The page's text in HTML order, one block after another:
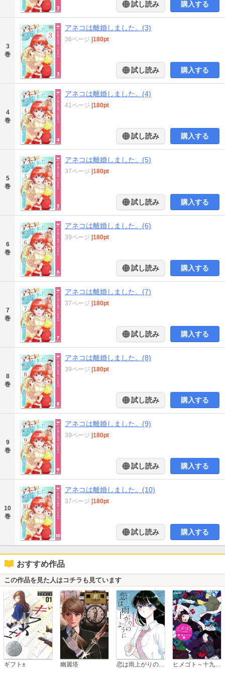
試し読み 購入する
3
巻
アネコは離婚しました。(3)
36ページ 180pt
試し読み 購入する
4
巻
アネコは離婚しました。(4)
41ページ 180pt
試し読み 購入する
5
巻
アネコは離婚しました。(5)
37ページ 180pt
試し読み 購入する
6
巻
アネコは離婚しました。(6)
39ページ 180pt
試し読み 購入する
7
巻
アネコは離婚しました。(7)
37ページ 180pt
試し読み 購入する
8
巻
アネコは離婚しました。(8)
39ページ 180pt
試し読み 購入する
9
巻
アネコは離婚しました。(9)
39ページ 180pt
試し読み 購入する
10
巻
アネコは離婚しました。(10)
37ページ 180pt
試し読み 購入する
おすすめ作品
この作品を見た人はコチラも見ています
ギフト± 幽麗塔 恋は雨上がりのように ヒメゴト～十九歳の制服～